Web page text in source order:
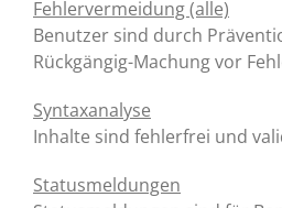
Fehlervermeidung (alle)
Benutzer sind durch
Rückgängig-Machung vor
Syntaxanalyse
Inhalte sind fehlerfrei und
Statusmeldungen